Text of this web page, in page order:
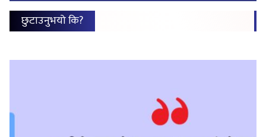
छुटाउनुभयो कि?